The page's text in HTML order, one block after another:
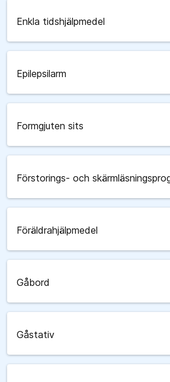
Enkla tidshjälpmedel
Epilepsilarm
Formgjuten sits
Förstorings- och
Föräldrahjälpmedel
Gåbord
Gåstativ